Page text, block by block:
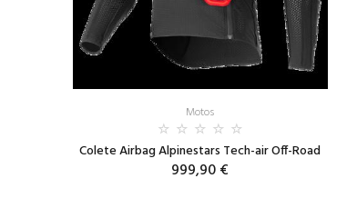
Motos
Colete Airbag Alpinestars Tech-air Off-Road
999,90 €